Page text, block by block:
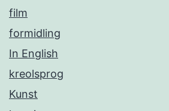
film
formidling
In English
kreolsprog
Kunst